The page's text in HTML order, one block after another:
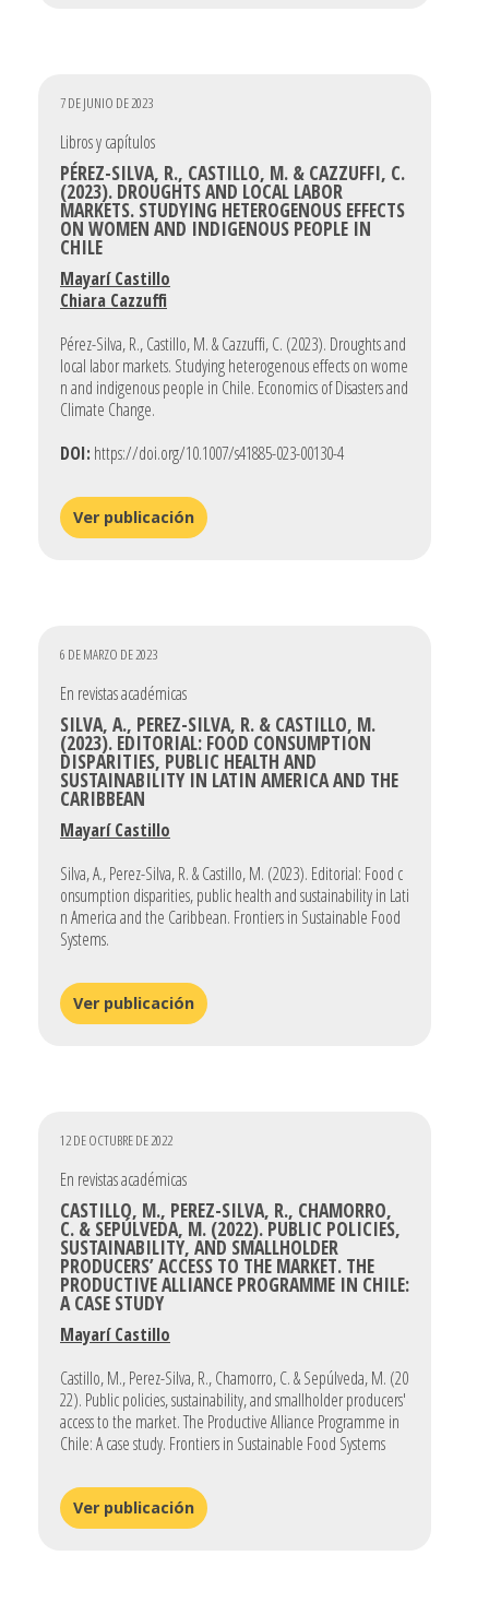
7 DE JUNIO DE 2023
Libros y capítulos
PÉREZ-SILVA, R., CASTILLO, M. & CAZZUFFI, C.
(2023). DROUGHTS AND LOCAL LABOR
MARKETS. STUDYING HETEROGENOUS EFFECTS
ON WOMEN AND INDIGENOUS PEOPLE IN
CHILE
Mayarí Castillo
Chiara Cazzuffi
Pérez-Silva, R., Castillo, M. & Cazzuffi, C. (2023). Droughts and
local labor markets. Studying heterogenous effects on wome
n and indigenous people in Chile. Economics of Disasters and
Climate Change.
DOI: https://doi.org/10.1007/s41885-023-00130-4
Ver publicación
6 DE MARZO DE 2023
En revistas académicas
SILVA, A., PEREZ-SILVA, R. & CASTILLO, M.
(2023). EDITORIAL: FOOD CONSUMPTION
DISPARITIES, PUBLIC HEALTH AND
SUSTAINABILITY IN LATIN AMERICA AND THE
CARIBBEAN
Mayarí Castillo
Silva, A., Perez-Silva, R. & Castillo, M. (2023). Editorial: Food c
onsumption disparities, public health and sustainability in Lati
n America and the Caribbean. Frontiers in Sustainable Food
Systems.
Ver publicación
12 DE OCTUBRE DE 2022
En revistas académicas
CASTILLO, M., PEREZ-SILVA, R., CHAMORRO,
C. & SEPÚLVEDA, M. (2022). PUBLIC POLICIES,
SUSTAINABILITY, AND SMALLHOLDER
PRODUCERS’ ACCESS TO THE MARKET. THE
PRODUCTIVE ALLIANCE PROGRAMME IN CHILE:
A CASE STUDY
Mayarí Castillo
Castillo, M., Perez-Silva, R., Chamorro, C. & Sepúlveda, M. (20
22). Public policies, sustainability, and smallholder producers'
access to the market. The Productive Alliance Programme in
Chile: A case study. Frontiers in Sustainable Food Systems
Ver publicación